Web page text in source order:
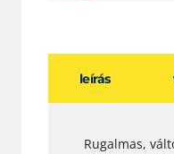
leírás
Rugalmas,